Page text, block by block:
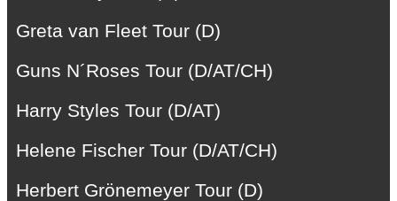
Greta van Fleet Tour (D)
Guns N´Roses Tour (D/AT/CH)
Harry Styles Tour (D/AT)
Helene Fischer Tour (D/AT/CH)
Herbert Grönemeyer Tour (D)